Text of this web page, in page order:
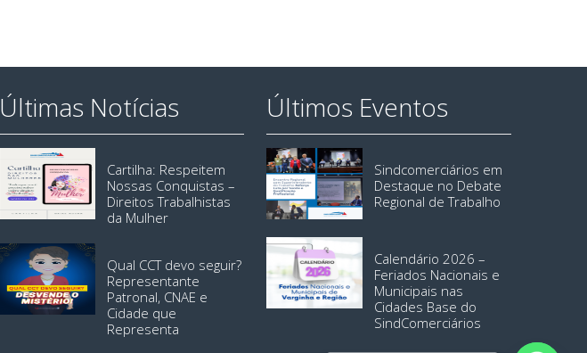
Últimas Notícias
Cartilha: Respeitem
Nossas Conquistas –
Direitos Trabalhistas
da Mulher
Qual CCT devo seguir?
Representante
Patronal, CNAE e
Cidade que
Representa
Últimos Eventos
Sindcomerciários em
Destaque no Debate
Regional de Trabalho
Calendário 2026 –
Feriados Nacionais e
Municipais nas
Cidades Base do
SindComerciários